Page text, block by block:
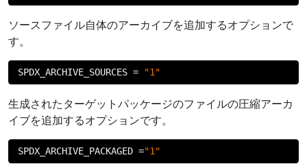
ソースファイル自体のアーカイブを追加するオプションで
す。
SPDX_ARCHIVE_SOURCES = "1"
生成されたターゲットパッケージのファイルの圧縮アーカ
イブを追加するオプションです。
SPDX_ARCHIVE_PACKAGED ="1"